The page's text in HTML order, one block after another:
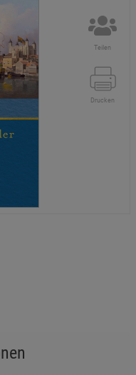
Teilen
Drucken